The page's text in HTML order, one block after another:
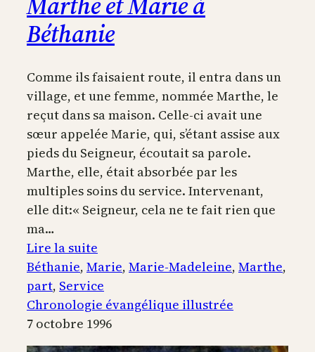
Béthanie
Comme ils faisaient route, il entra dans un
village, et une femme, nommée Marthe, le
reçut dans sa maison. Celle-ci avait une
sœur appelée Marie, qui, s’étant assise aux
pieds du Seigneur, écoutait sa parole.
Marthe, elle, était absorbée par les
multiples soins du service. Intervenant,
elle dit:« Seigneur, cela ne te fait rien que
ma…
Lire la suite
Marthe
et
Marie
à
Béthanie
Béthanie, Marie, Marie-Madeleine, Marthe
part, Service
Chronologie évangélique illustrée
7 octobre 1996